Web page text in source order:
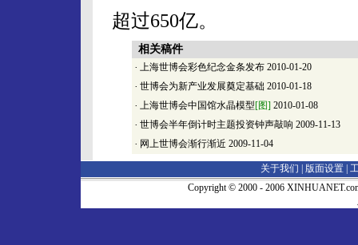
超过650亿。
相关稿件
· 上海世博会彩色纪念金条发布 2010-01-20
· 世博会为新产业发展奠定基础 2010-01-18
· 上海世博会中国馆水晶模型[图] 2010-01-08
· 世博会半年倒计时主题投资钟声敲响 2009-11-13
· 网上世博会渐行渐近 2009-11-04
关于我们 | 版面设置
Copyright © 2000 - 2006